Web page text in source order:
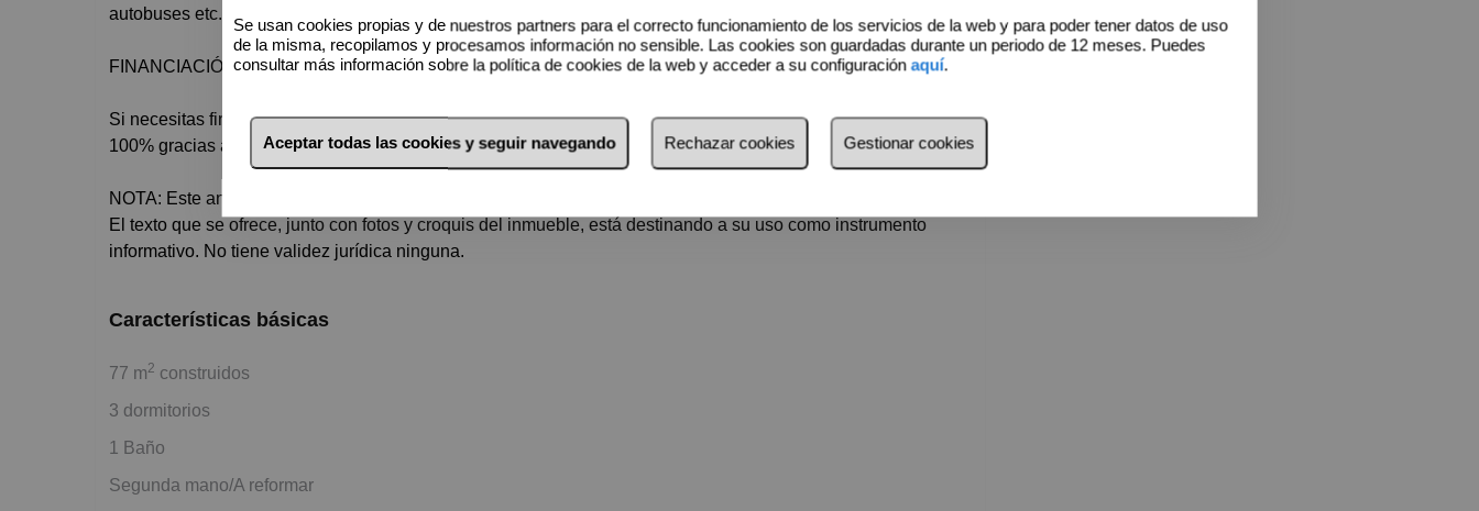
autobuses etc.
FINANCIACIÓN
Si necesitas financiación no debes de preocuparte, en Remax Pisuerga podemos ayudarte a conseguir el
100% gracias a los acuerdos que nuestra compañía tiene con diferentes entiddes financieras.
NOTA: Este anuncio no es vinculante, puede contener errores, se muestra a título informativo y no contractual.
El texto que se ofrece, junto con fotos y croquis del inmueble, está destinando a su uso como instrumento
informativo. No tiene validez jurídica ninguna.
Características básicas
77 m2 construidos
3 dormitorios
1 Baño
Segunda mano/A reformar
Se usan cookies propias y de nuestros partners para el correcto funcionamiento de los servicios de la web y para poder tener datos de uso
de la misma, recopilamos y procesamos información no sensible. Las cookies son guardadas durante un periodo de 12 meses. Puedes
consultar más información sobre la política de cookies de la web y acceder a su configuraciónaquí.
Aceptar todas las cookies y seguir navegando Rechazar cookies Gestionar cookies